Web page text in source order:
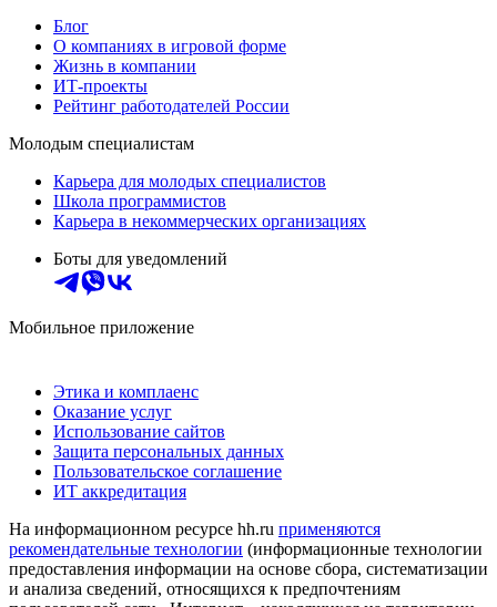
Блог
О компаниях в игровой форме
Жизнь в компании
ИТ-проекты
Рейтинг работодателей России
Молодым специалистам
Карьера для молодых специалистов
Школа программистов
Карьера в некоммерческих организациях
Боты для уведомлений
Мобильное приложение
Этика и комплаенс
Оказание услуг
Использование сайтов
Защита персональных данных
Пользовательское соглашение
ИТ аккредитация
На информационном ресурсе hh.ru применяются
рекомендательные технологии (информационные технологии
предоставления информации на основе сбора, систематизации
и анализа сведений, относящихся к предпочтениям